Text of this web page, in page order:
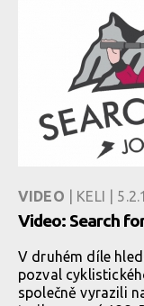
VIDEO | KELI |
Video: Search
V druhém díle
pozval
společně vyrazili